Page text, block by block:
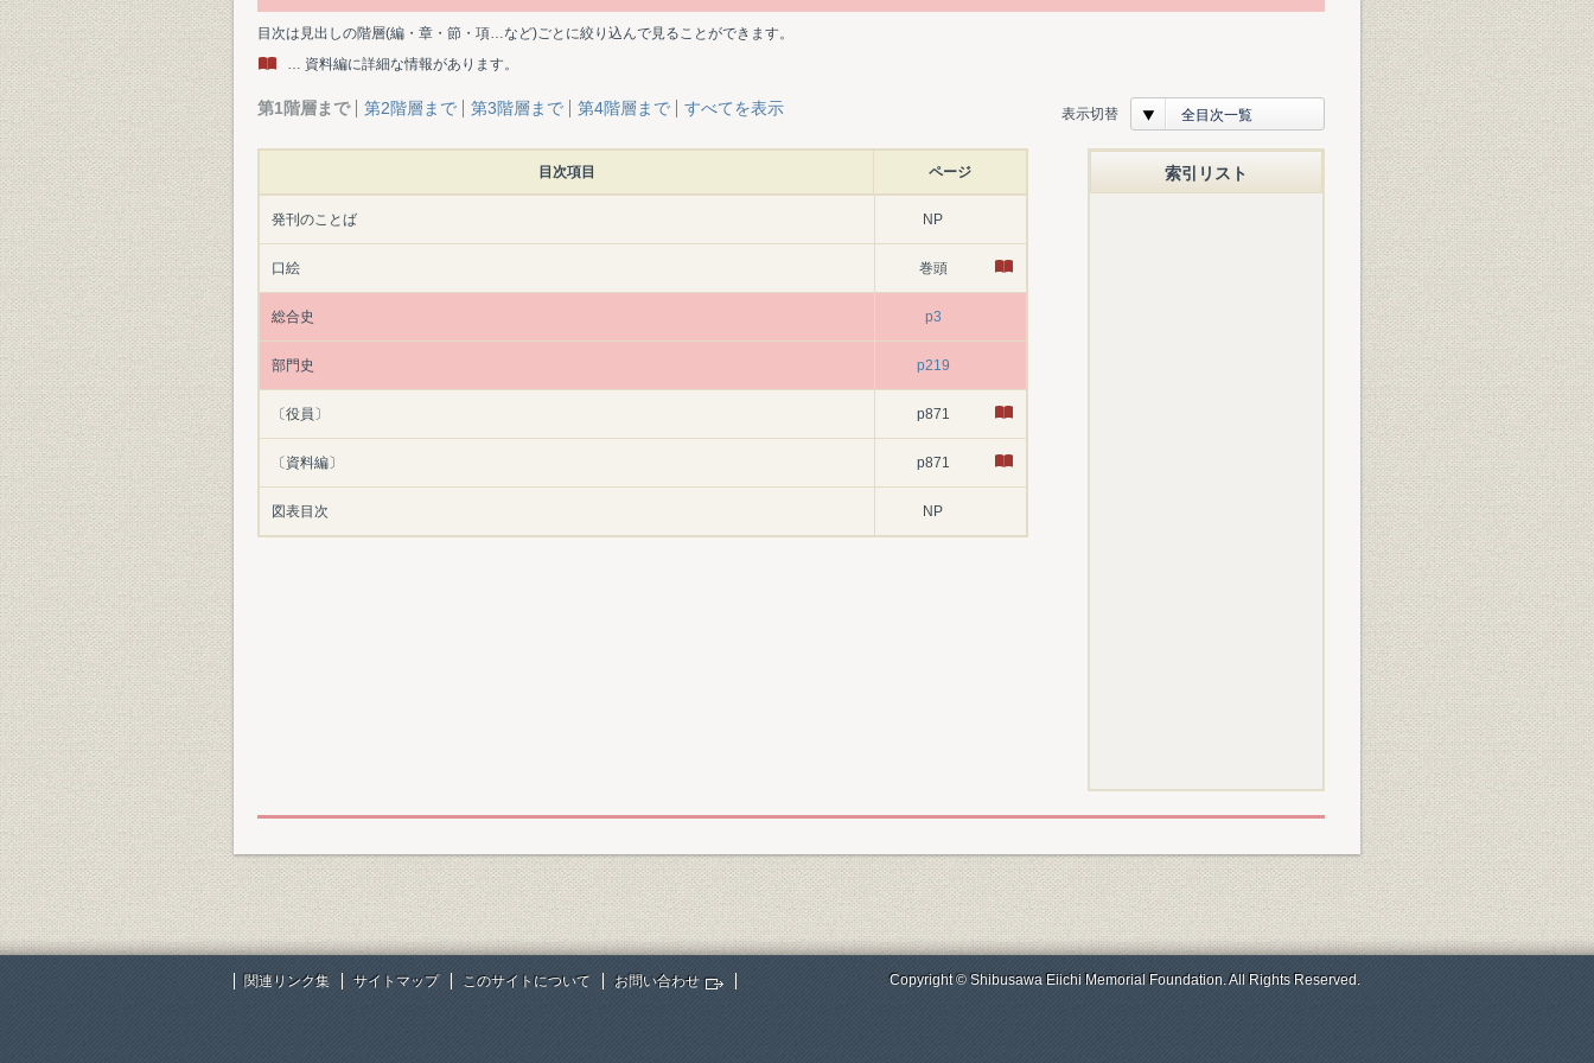
目次は見出しの階層(編・章・節・項…など)ごとに絞り込んで見ることができます。
… 資料編に詳細な情報があります。
第1階層まで 第2階層まで 第3階層まで 第4階層まで すべてを表示 表示切替 全目次一覧
目次項目 ページ
発刊のことば NP
口絵 巻頭
総合史 p3
部門史 p219
〔役員〕 p871
〔資料編〕 p871
図表目次 NP
索引リスト
関連リンク集 サイトマップ このサイトについて お問い合わせ Copyright © Shibusawa Eiichi Memorial Foundation. All Rights Reserved.